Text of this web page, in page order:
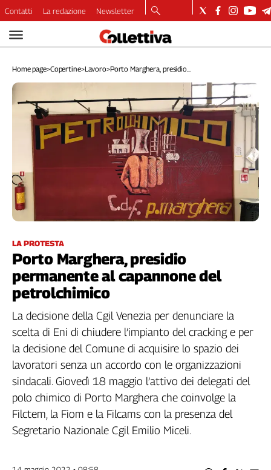
Video
Dirette
Longform
Copertine
Economia
Lavoro
Ambiente
Diritti
Welfare
Italia
Internazionale
Categorie
Filcams
Filctem
Fillea
Fiom
Fp
Nidil
Slc
Inca
Contatti La redazione Newsletter
Home page>Copertine>Lavoro>Porto Marghera, presidio...
LA PROTESTA
Porto Marghera, presidio
permanente al capannone del
petrolchimico
La decisione della Cgil Venezia per denunciare la
scelta di Eni di chiudere l’impianto del cracking e per
la decisione del Comune di acquisire lo spazio dei
lavoratori senza un accordo con le organizzazioni
sindacali. Giovedì 18 maggio l’attivo dei delegati del
polo chimico di Porto Marghera che coinvolge la
Filctem, la Fiom e la Filcams con la presenza del
Segretario Nazionale Cgil Emilio Miceli.